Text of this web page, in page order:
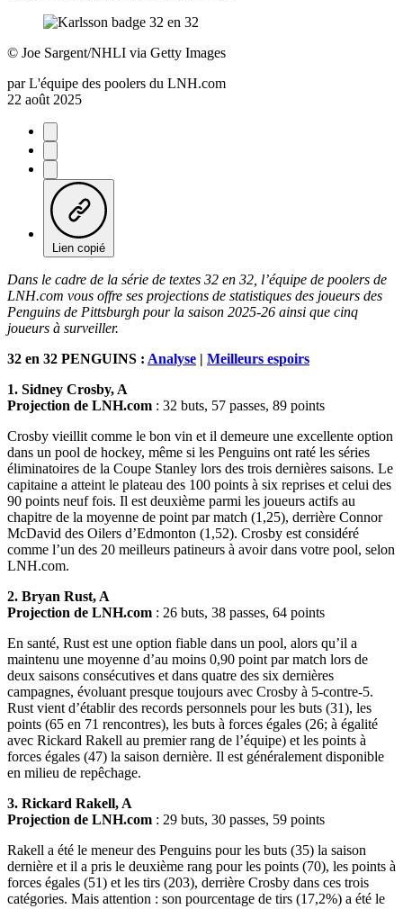
© Joe Sargent/NHLI via Getty Images
par L'équipe des poolers du LNH.com
22 août 2025
Lien copié
Dans le cadre de la série de textes 32 en 32, l’équipe de poolers de
LNH.com vous offre ses projections de statistiques des joueurs des
Penguins de Pittsburgh pour la saison 2025-26 ainsi que cinq
joueurs à surveiller.
32 en 32 PENGUINS : Analyse | Meilleurs espoirs
1. Sidney Crosby, A
Projection de LNH.com : 32 buts, 57 passes, 89 points
Crosby vieillit comme le bon vin et il demeure une excellente option
dans un pool de hockey, même si les Penguins ont raté les séries
éliminatoires de la Coupe Stanley lors des trois dernières saisons. Le
capitaine a atteint le plateau des 100 points à six reprises et celui des
90 points neuf fois. Il est deuxième parmi les joueurs actifs au
chapitre de la moyenne de point par match (1,25), derrière Connor
McDavid des Oilers d’Edmonton (1,52). Crosby est considéré
comme l’un des 20 meilleurs patineurs à avoir dans votre pool, selon
LNH.com.
2. Bryan Rust, A
Projection de LNH.com : 26 buts, 38 passes, 64 points
En santé, Rust est une option fiable dans un pool, alors qu’il a
maintenu une moyenne d’au moins 0,90 point par match lors de
deux saisons consécutives et dans quatre des six dernières
campagnes, évoluant presque toujours avec Crosby à 5-contre-5.
Rust vient d’établir des records personnels pour les buts (31), les
points (65 en 71 rencontres), les buts à forces égales (26; à égalité
avec Rickard Rakell au premier rang de l’équipe) et les points à
forces égales (47) la saison dernière. Il est généralement disponible
en milieu de repêchage.
3. Rickard Rakell, A
Projection de LNH.com : 29 buts, 30 passes, 59 points
Rakell a été le meneur des Penguins pour les buts (35) la saison
dernière et il a pris le deuxième rang pour les points (70), les points à
forces égales (51) et les tirs (203), derrière Crosby dans ces trois
catégories. Mais attention : son pourcentage de tirs (17,2%) a été le